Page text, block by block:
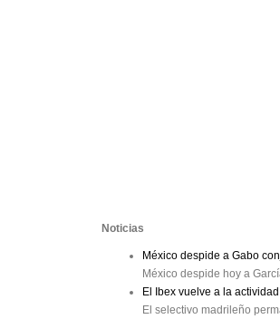
Noticias
México despide a Gabo
México despide hoy a
El Ibex vuelve a la
El selectivo madrileño